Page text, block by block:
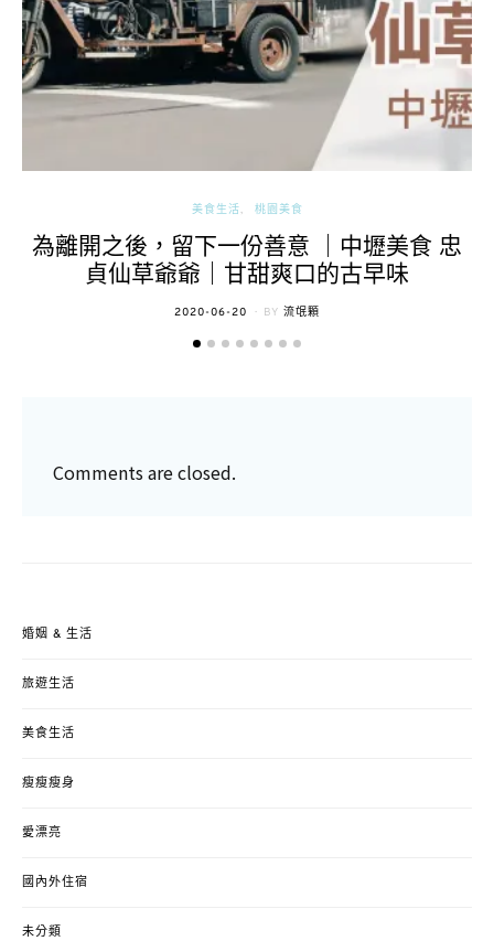
美食生活 桃園美食
為離開之後，留下一份善意 ｜中壢美食 忠
貞仙草爺爺｜甘甜爽口的古早味
POSTED
2020-06-20 BY 流氓顆
Comments are closed.
婚姻 & 生活
旅遊生活
美食生活
瘦瘦瘦身
愛漂亮
國內外住宿
未分類